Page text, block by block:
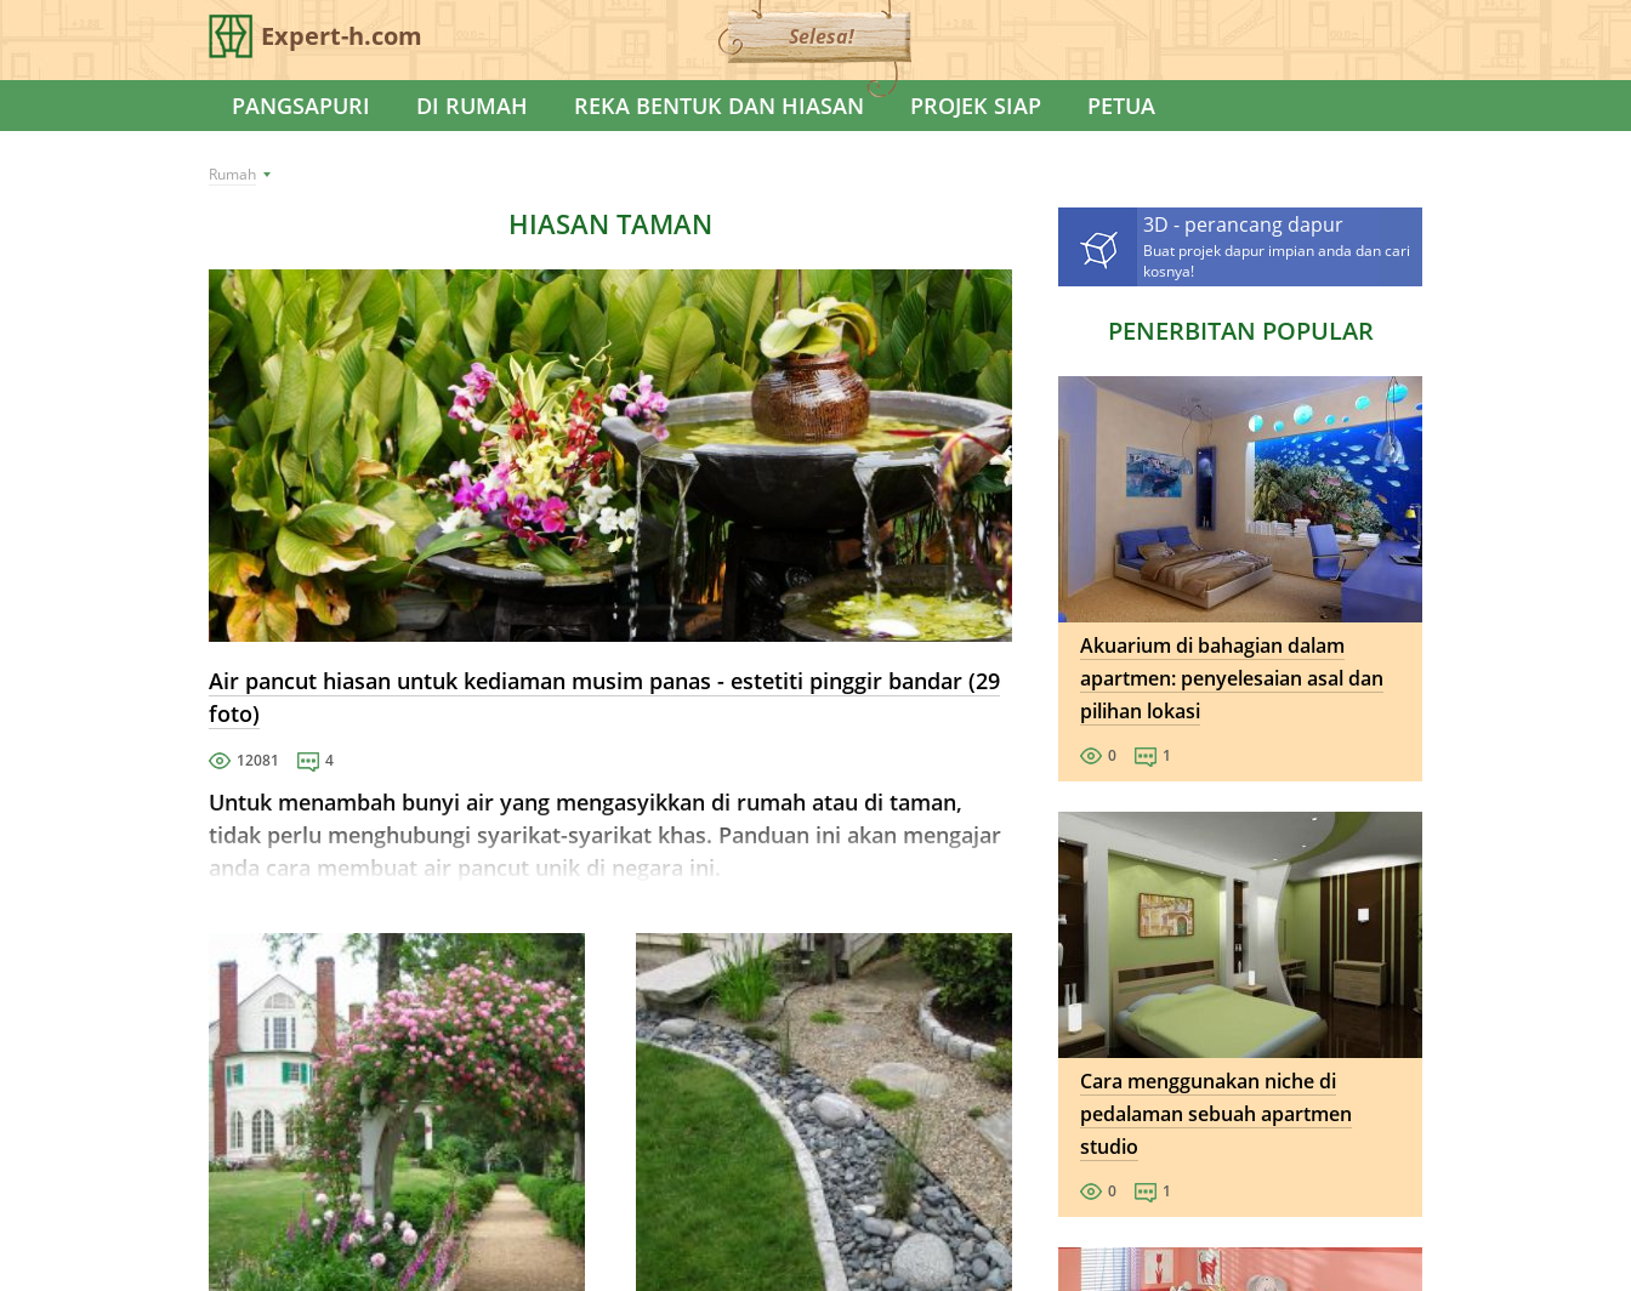
Expert-h.com Selesa!
PANGSAPURI DI RUMAH REKA BENTUK DAN HIASAN PROJEK SIAP PETUA
Rumah
HIASAN TAMAN
Air pancut hiasan untuk kediaman musim panas - estetiti pinggir bandar (29
foto)
12081 4
Untuk menambah bunyi air yang mengasyikkan di rumah atau di taman,
tidak perlu menghubungi syarikat-syarikat khas. Panduan ini akan mengajar
anda cara membuat air pancut unik di negara ini.
3D - perancang dapur
Buat projek dapur impian anda dan cari
kosnya!
PENERBITAN POPULAR
Akuarium di bahagian dalam
apartmen: penyelesaian asal dan
pilihan lokasi
0 1
Cara menggunakan niche di
pedalaman sebuah apartmen
studio
0 1